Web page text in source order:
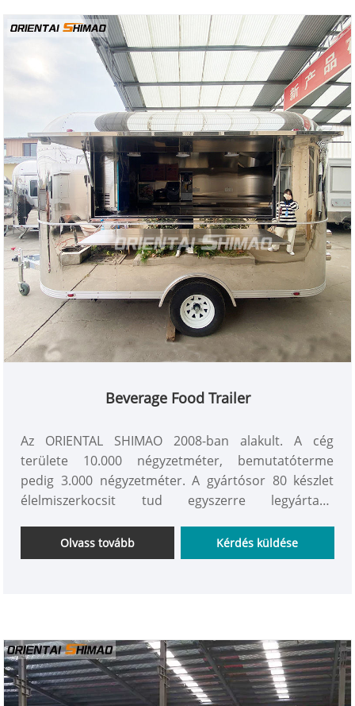
Beverage Food Trailer
Az ORIENTAL SHIMAO 2008-ban alakult. A cég
területe 10.000 négyzetméter, bemutatóterme
pedig 3.000 négyzetméter. A gyártósor 80 készlet
élelmiszerkocsit tud egyszerre legyártani!
stílusú és méretű italos élelmiszer-utánfutók
tervezésére és az OEM-szolgáltatás biztosítására.
előnyök alapján.
Olvass tovább Kérdés küldése